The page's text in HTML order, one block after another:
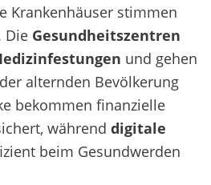
Krankenhäuser stimmen
Die Gesundheitszentren
und gehen
alternden Bevölkerung
bekommen finanzielle
während digitale
beim Gesundwerden